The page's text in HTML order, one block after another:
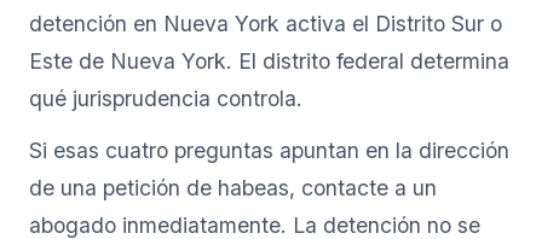
detención en Nueva York activa el Distrito Sur o
Este de Nueva York. El distrito federal determina
qué jurisprudencia controla.
Si esas cuatro preguntas apuntan en la dirección
de una petición de habeas, contacte a un
abogado inmediatamente. La detención no se